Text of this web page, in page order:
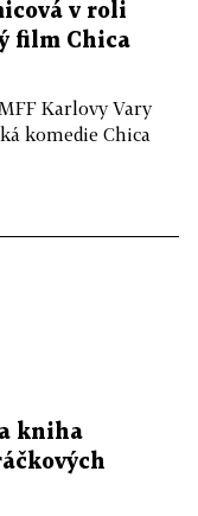
v roli
film Chica
Karlovy Vary
komedie Chica
kniha